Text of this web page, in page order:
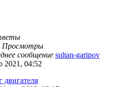
Просмотры
сообщение sultan-garipov
2021, 04:52